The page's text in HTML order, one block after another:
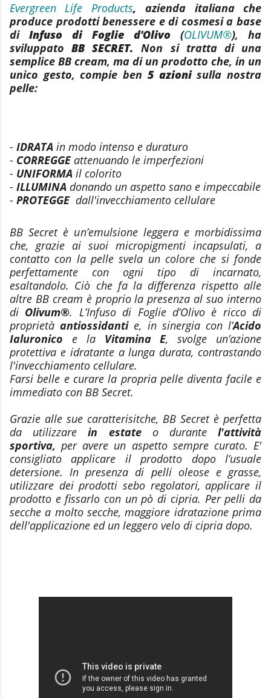
Evergreen Life Products,azienda italiana che
produce prodotti benessere e di cosmesi a base
di Infuso di Foglie d'Olivo (OLIVUM®), ha
sviluppatoBB SECRET.Non si tratta di una
semplice BB cream, ma di un prodotto che, in un
unico gesto, compie ben 5 azionisulla nostra
pelle:
- IDRATA in modo intenso e duraturo
- CORREGGEattenuando le imperfezioni
- UNIFORMA il colorito
- ILLUMINA donando un aspetto sano e impeccabile
- PROTEGGEdall'invecchiamento cellulare
BB Secret è un’emulsione leggera e morbidissima
che, grazie ai suoi micropigmenti incapsulati, a
contatto con la pelle svela un colore che si fonde
perfettamente con ogni tipo di incarnato,
esaltandolo. Ciò che fa la differenza rispetto alle
altre BB cream è proprio la presenza al suo interno
di Olivum®. L’Infuso di Foglie d’Olivo è ricco di
proprietàantiossidanti e, in sinergia con l’Acido
Ialuronico e la Vitamina E, svolge un’azione
protettiva e idratante a lunga durata, contrastando
l'invecchiamento cellulare.
Farsi belle e curare la propria pelle diventa facile e
immediato con BB Secret.
Grazie alle sue caratterisitche, BB Secret è perfetta
da utilizzarein estateo durantel'attività
sportiva, per avere un aspetto sempre curato. E'
consigliato applicare il prodotto dopo l’usuale
detersione. In presenza di pelli oleose e grasse,
utilizzare dei prodotti sebo regolatori, applicare il
prodotto e fissarlo con un pò di cipria. Per pelli da
secche a molto secche, maggiore idratazione prima
dell'applicazione ed un leggero velo di cipria dopo.